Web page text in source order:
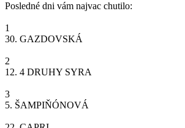
Posledné dni vám najvac chutilo:
1
30. GAZDOVSKÁ
2
12. 4 DRUHY SYRA
3
5. ŠAMPIŇÓNOVÁ